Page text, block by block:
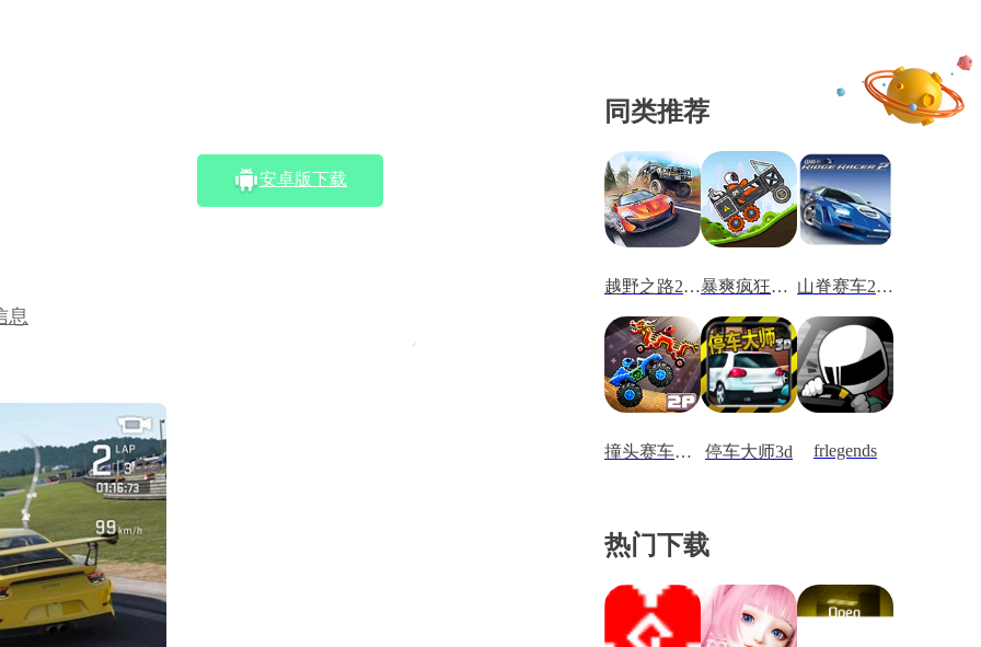
安卓版下载
息
同类推荐
越野之路2无限金币 暴爽疯狂赛车单机版 山脊赛车2安卓版
撞头赛车国际版 停车大师3d frlegends
热门下载